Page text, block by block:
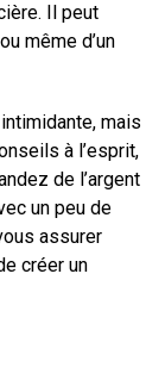
Il peut
même d’un
mais
à l’esprit,
de l’argent
un peu de
assurer
créer un